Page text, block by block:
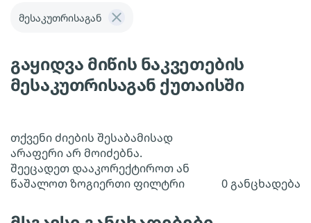
მესაკუთრისაგან
გაყიდვა მიწის ნაკვეთების
მესაკუთრისაგან ქუთაისში
თქვენი ძიების შესაბამისად
არაფერი არ მოიძებნა.
შეეცადეთ დააკორექტიროთ ან
წაშალოთ ზოგიერთი ფილტრი
0 განცხადება